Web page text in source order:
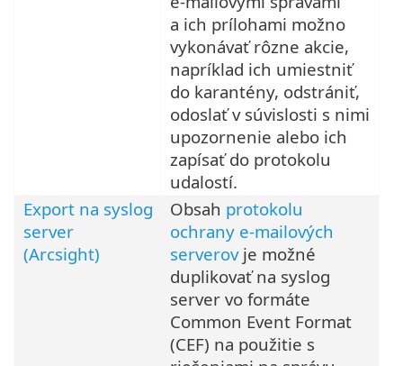
a ich prílohami možno
vykonávať rôzne akcie,
napríklad ich umiestniť
do karantény, odstrániť,
odoslať v súvislosti s nimi
upozornenie alebo ich
zapísať do protokolu
udalostí.
Export na syslog
server
(Arcsight)
Obsah protokolu
ochrany e-mailových
serverovje možné
duplikovať na syslog
server vo formáte
Common Event Format
(CEF) na použitie s